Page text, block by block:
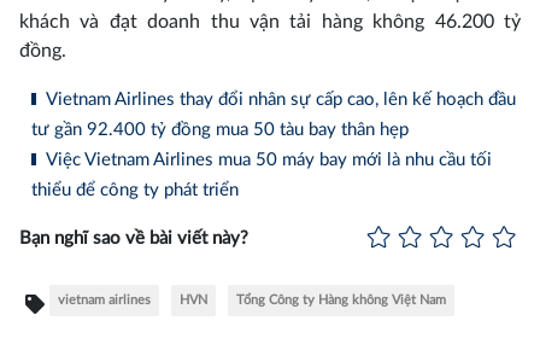
khách và đạt doanh thu vận tải hàng không 46.200 tỷ
đồng.
Vietnam Airlines thay đổi nhân sự cấp cao, lên kế hoạch đầu
tư gần 92.400 tỷ đồng mua 50 tàu bay thân hẹp
Việc Vietnam Airlines mua 50 máy bay mới là nhu cầu tối
thiểu để công ty phát triển
Bạn nghĩ sao về bài viết này?
vietnam airlines HVN Tổng Công ty Hàng không Việt Nam